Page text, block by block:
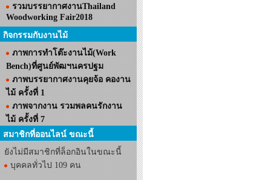
รวมบรรยากาศงานThailand
Woodworking Fair2018
กิจกรรมกับงานไม้
ภาพการทำโต๊ะงานไม้(Work
Bench)ที่ศูนย์พัฒฯนครปฐม
ภาพบรรยากาศงานคุยจ้อ คองาน
ไม้ ครั้งที่ 1
ภาพจากงาน รวมพลคนรักงาน
ไม้ ครั้งที่ 7
สมาชิกที่ออนไลน์ ขณะนี้
ยังไม่มีสมาชิกที่ล็อกอินในขณะนี้
บุคคลทั่วไป 109 คน